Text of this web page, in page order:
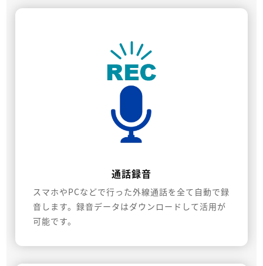
通話録音
スマホやPCなどで行った外線通話を全て自動で録
音します。録音データはダウンロードして活用が
可能です。